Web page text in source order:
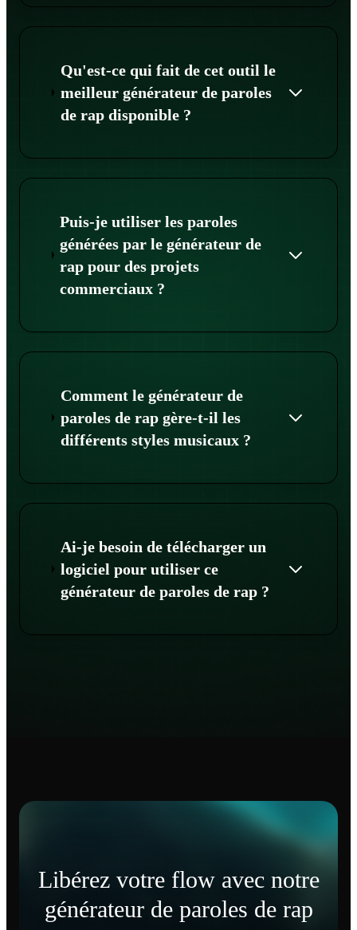
Qu'est-ce qui fait de cet outil le
meilleur générateur de paroles
de rap disponible ?
Puis-je utiliser les paroles
générées par le générateur de
rap pour des projets
commerciaux ?
Comment le générateur de
paroles de rap gère-t-il les
différents styles musicaux ?
Ai-je besoin de télécharger un
logiciel pour utiliser ce
générateur de paroles de rap ?
Libérez votre flow avec notre
générateur de paroles de rap